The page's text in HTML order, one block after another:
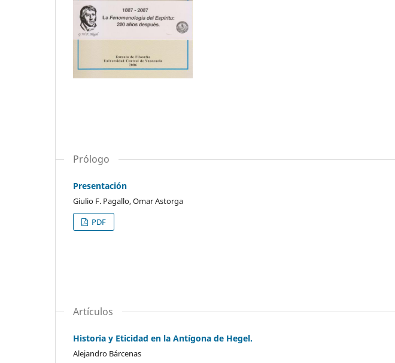
Prólogo
Presentación
Giulio F. Pagallo, Omar Astorga
PDF
Artículos
Historia y Eticidad en la Antígona de Hegel.
Alejandro Bárcenas